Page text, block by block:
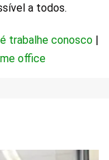
a todos.
trabalhe conosco |
office